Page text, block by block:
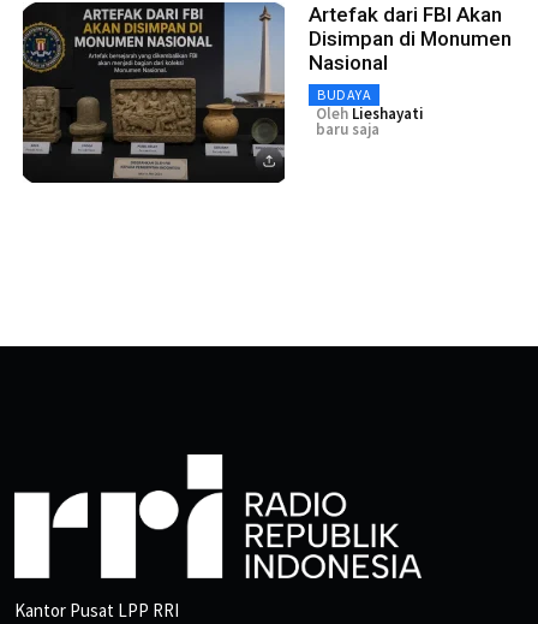
Artefak dari FBI Akan
Disimpan di Monumen
Nasional
BUDAYA
Oleh Lieshayati
baru saja
Kantor Pusat LPP RRI